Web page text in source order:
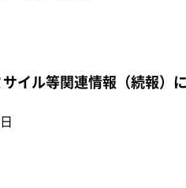
イル等関連情報（続報）